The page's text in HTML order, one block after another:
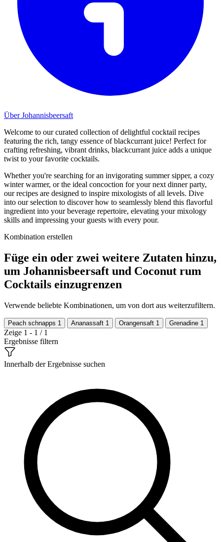
Über Johannisbeersaft
Welcome to our curated collection of delightful cocktail recipes
featuring the rich, tangy essence of blackcurrant juice! Perfect for
crafting refreshing, vibrant drinks, blackcurrant juice adds a unique
twist to your favorite cocktails.
Whether you're searching for an invigorating summer sipper, a cozy
winter warmer, or the ideal concoction for your next dinner party,
our recipes are designed to inspire mixologists of all levels. Dive
into our selection to discover how to seamlessly blend this flavorful
ingredient into your beverage repertoire, elevating your mixology
skills and impressing your guests with every pour.
Kombination erstellen
Füge ein oder zwei weitere Zutaten hinzu,
um Johannisbeersaft und Coconut rum
Cocktails einzugrenzen
Verwende beliebte Kombinationen, um von dort aus weiterzufiltern.
Peach schnapps 1 Ananassaft 1 Orangensaft 1 Grenadine 1
Zeige 1 - 1 / 1
Ergebnisse filtern
Innerhalb der Ergebnisse suchen